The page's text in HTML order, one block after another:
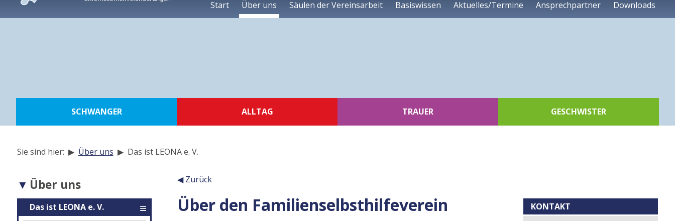
Navigationzum
Start Über uns Säulen der Vereinsarbeit Basiswissen Aktuelles/Termine Ansprechpartner Downloads
SCHWANGER ALLTAG TRAUER GESCHWISTER
Sie sind hier: ▶ Über uns ▶ Das ist LEONA e. V.
Navigation
der
Unterseiten
Über uns
Das ist LEONA e. V.
◀ Zurück
Inhalt
Über den Familienselbsthilfeverein Kontext
KONTAKT